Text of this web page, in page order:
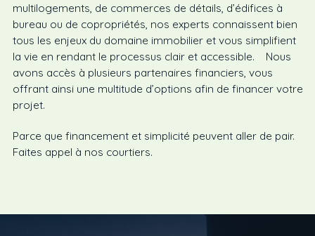
multilogements, de commerces de détails, d’édifices à
bureau ou de copropriétés, nos experts connaissent bien
tous les enjeux du domaine immobilier et vous simplifient
la vie en rendant le processus clair et accessible. Nous
avons accès à plusieurs partenaires financiers, vous
offrant ainsi une multitude d’options afin de financer votre
projet.
Parce que financement et simplicité peuvent aller de pair.
Faites appel à nos courtiers.